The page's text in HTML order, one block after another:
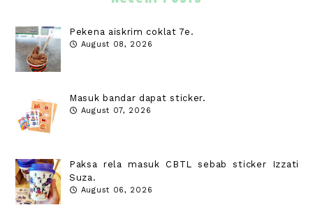
Pekena aiskrim coklat 7e.
August 08, 2026
Masuk bandar dapat sticker.
August 07, 2026
Paksa rela masuk CBTL sebab sticker Izzati
Suza.
August 06, 2026